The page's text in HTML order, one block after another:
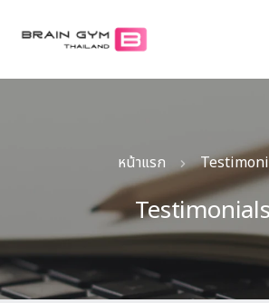
หน้าแรก
Testimonials